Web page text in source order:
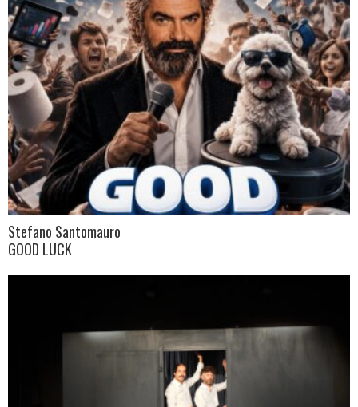
Stefano Santomauro
GOOD LUCK